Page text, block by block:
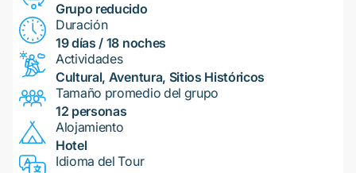
Grupo reducido
Duración
19 días / 18 noches
Actividades
Cultural, Aventura, Sitios Históricos
Tamaño promedio del grupo
12 personas
Alojamiento
Hotel
Idioma del Tour